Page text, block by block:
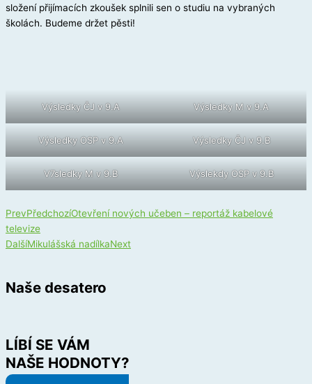
složení přijímacích zkoušek splnili sen o studiu na vybraných
školách. Budeme držet pěsti!
Výsledky ČJ v 9.A Výsledky M v 9.A
Výsledky OSP v 9.A Výsledky ČJ v 9.B
V7sledky M v 9.B Výslekdy OSP v 9.B
PrevPředchozíOtevření nových učeben – reportáž kabelové
televize
DalšíMikulášská nadílkaNext
Naše desatero
LÍBÍ SE VÁM
NAŠE HODNOTY?